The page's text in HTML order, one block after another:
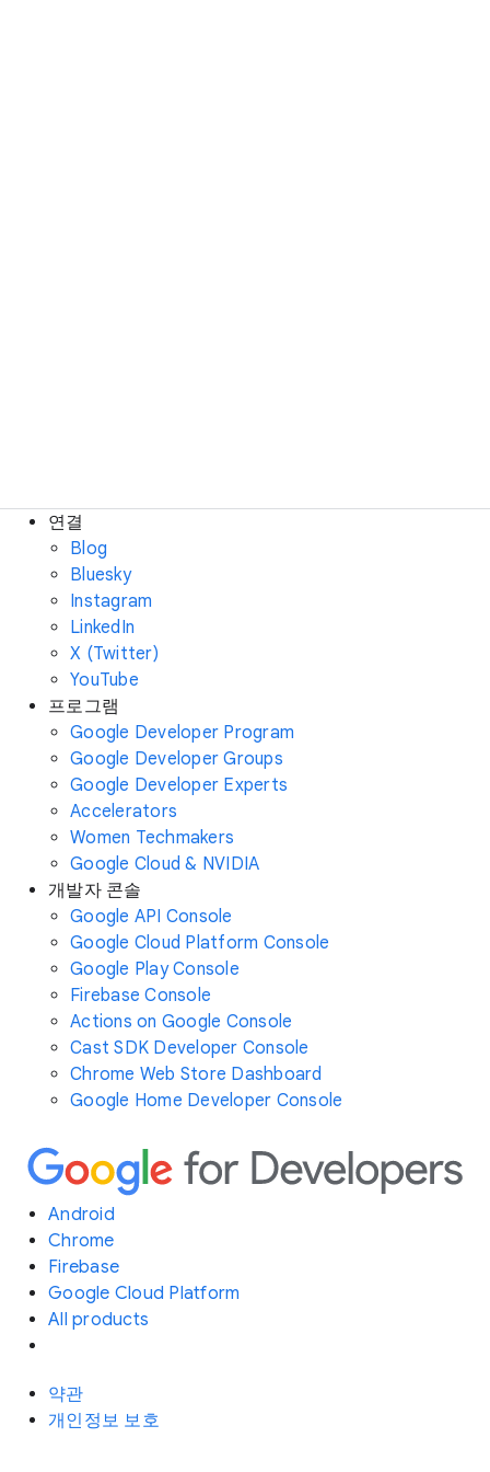
연결
Blog
Bluesky
Instagram
LinkedIn
X (Twitter)
YouTube
프로그램
Google Developer Program
Google Developer Groups
Google Developer Experts
Accelerators
Women Techmakers
Google Cloud & NVIDIA
개발자 콘솔
Google API Console
Google Cloud Platform Console
Google Play Console
Firebase Console
Actions on Google Console
Cast SDK Developer Console
Chrome Web Store Dashboard
Google Home Developer Console
Android
Chrome
Firebase
Google Cloud Platform
All products
약관
개인정보 보호